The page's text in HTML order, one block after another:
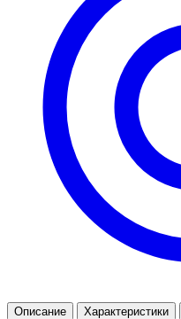
Описание Характеристики